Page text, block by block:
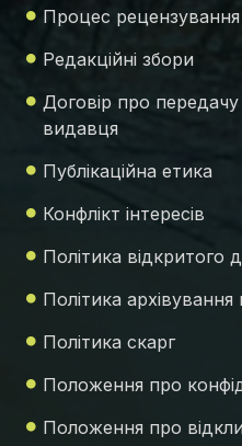
Процес рецензування
Редакційні збори
Договір про
видавця
Публікаційна етика
Конфлікт інтересів
Політика відкритого
Політика архівування
Політика скарг
Положення про
Положення про